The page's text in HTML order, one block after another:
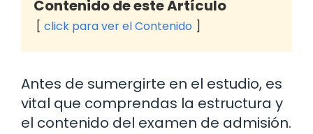
Contenido de este Artículo
click para ver el Contenido
Antes de sumergirte en el estudio, es
vital que comprendas la estructura y
el contenido del examen de admisión.